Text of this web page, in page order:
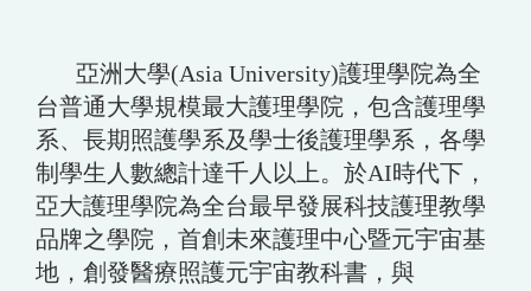
亞洲大學(Asia University)護理學院為全
台普通大學規模最大護理學院，包含護理學
系、長期照護學系及學士後護理學系，各學
制學生人數總計達千人以上。於AI時代下，
亞大護理學院為全台最早發展科技護理教學
品牌之學院，首創未來護理中心暨元宇宙基
地，創發醫療照護元宇宙教科書，與